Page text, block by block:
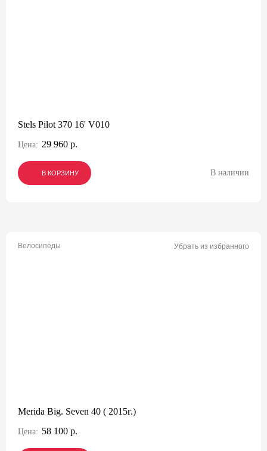
Stels Pilot 370 16' V010
Цена: 29 960 р.
В КОРЗИНУ
В КОРЗИНУ
В КОРЗИНУ В наличии
Велосипеды Убрать из избранного
Merida Big. Seven 40 ( 2015г.)
Цена: 58 100 р.